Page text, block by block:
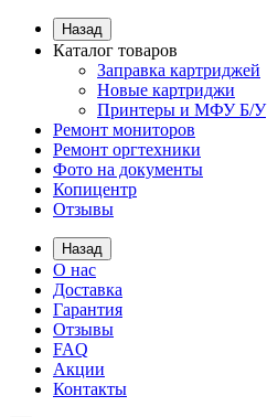
Назад
Каталог товаров
Заправка картриджей
Новые картриджи
Принтеры и МФУ Б/У
Ремонт мониторов
Ремонт оргтехники
Фото на документы
Копицентр
Отзывы
Назад
О нас
Доставка
Гарантия
Отзывы
FAQ
Акции
Контакты